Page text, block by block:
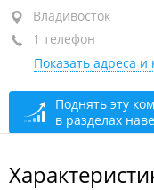
ул. Сахалинская, 4
+7 (423) 299-67-66
закрыто, откроется
Владивосток
1 телефон
Показать адреса и
Поднять эту
в разделах